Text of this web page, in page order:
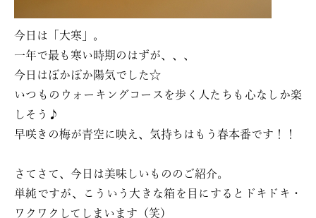
今日は「大寒」。
一年で最も寒い時期のはずが、、、
今日はぽかぽか陽気でした☆
いつものウォーキングコースを歩く人たちも心なしか楽
しそう♪
早咲きの梅が青空に映え、気持ちはもう春本番です！！
さてさて、今日は美味しいもののご紹介。
単純ですが、こういう大きな箱を目にするとドキドキ・
ワクワクしてしまいます（笑）